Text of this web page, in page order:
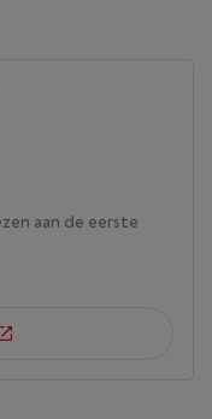
aan de eerste